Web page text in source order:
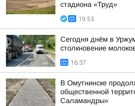
стадиона «Труд»
19:53
Сегодня днём в
столкновение
16:37
В Омутнинске
общественной
Саламандры»